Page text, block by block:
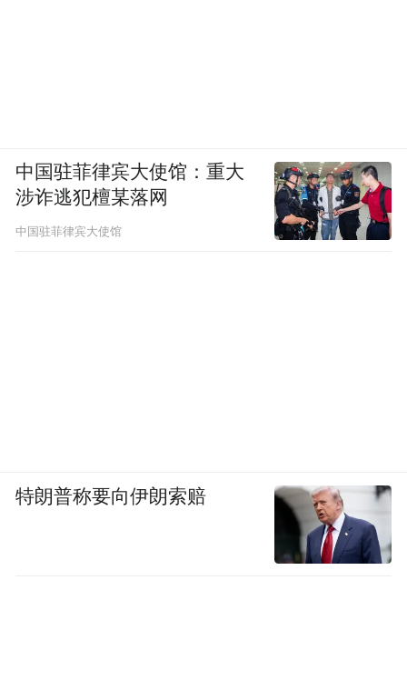
中国驻菲律宾大使馆：重大
涉诈逃犯檀某落网
中国驻菲律宾大使馆
特朗普称要向伊朗索赔